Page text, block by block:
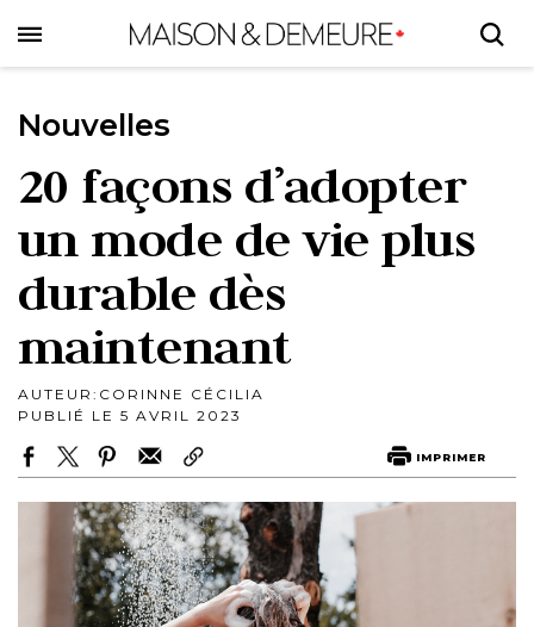
to
main
Nouvelles
20 façons d’adopter
un mode de vie plus
durable dès
maintenant
AUTEUR: CORINNE CÉCILIA
PUBLIÉ LE 5 AVRIL 2023
IMPRIMER